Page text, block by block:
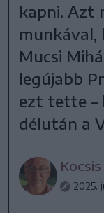
kapni. Azt
munkával,
Mucsi
legújabb
ezt tette –
délután a
2025.